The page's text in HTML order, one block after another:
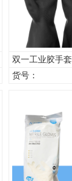
双一工业胶手套
货号：